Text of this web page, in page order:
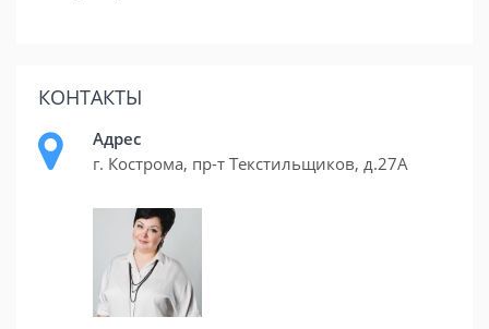
КОНТАКТЫ
Адрес
г. Кострома, пр-т Текстильщиков, д.27А